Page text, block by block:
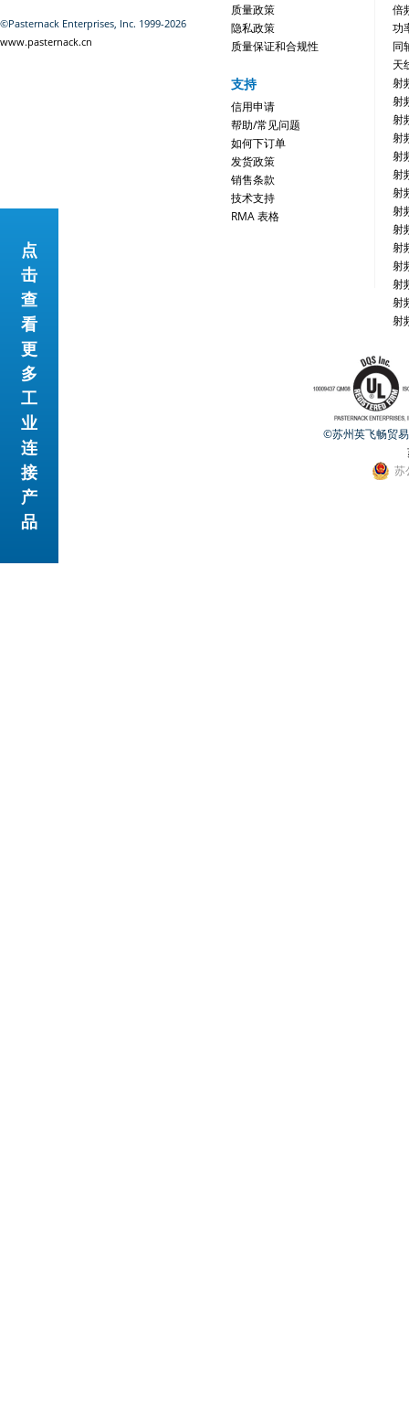
©Pasternack Enterprises, Inc. 1999-2026
www.pasternack.cn
质量政策
隐私政策
质量保证和合规性
支持
信用申请
帮助/常见问题
如何下订单
发货政策
销售条款
技术支持
RMA 表格
网站地图
倍
功
同
天
射
射
射
射
射
射
射
射
射
射
射
射
射
射
©苏州英飞畅贸
苏
点
击
查
看
更
多
工
业
连
接
产
品